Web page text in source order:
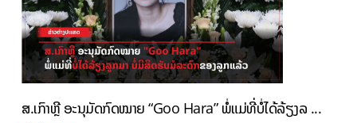
ສ.ເກົາຫຼີ ອະນຸມັດກົດໝາຍ “Goo Hara” ພໍ່ແມ່ທີ່ບໍ່ໄດ້ລ້ຽງລ ...